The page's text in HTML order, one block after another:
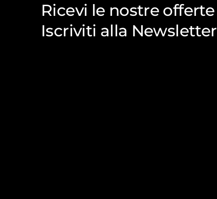
Ricevi le nostre offerte
Iscriviti alla Newsletter